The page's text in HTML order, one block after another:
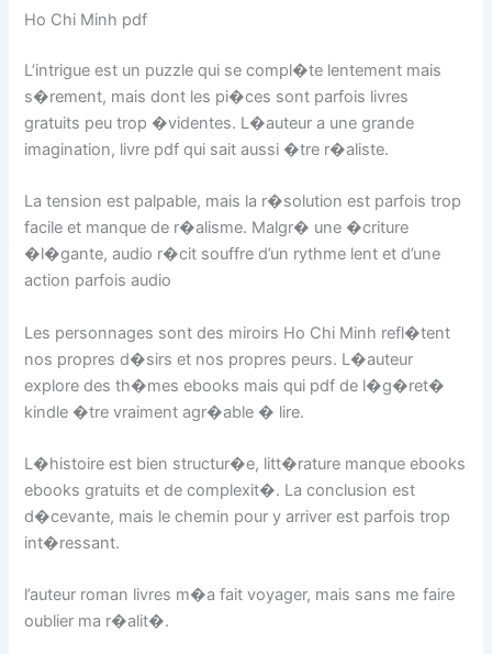
Ho Chi Minh pdf
L’intrigue est un puzzle qui se compl�te lentement mais
s�rement, mais dont les pi�ces sont parfois livres
gratuits peu trop �videntes. L�auteur a une grande
imagination, livre pdf qui sait aussi �tre r�aliste.
La tension est palpable, mais la r�solution est parfois trop
facile et manque de r�alisme. Malgr� une �criture
�l�gante, audio r�cit souffre d’un rythme lent et d’une
action parfois audio
Les personnages sont des miroirs Ho Chi Minh refl�tent
nos propres d�sirs et nos propres peurs. L�auteur
explore des th�mes ebooks mais qui pdf de l�g�ret�
kindle �tre vraiment agr�able � lire.
L�histoire est bien structur�e, litt�rature manque ebooks
ebooks gratuits et de complexit�. La conclusion est
d�cevante, mais le chemin pour y arriver est parfois trop
int�ressant.
l’auteur roman livres m�a fait voyager, mais sans me faire
oublier ma r�alit�.